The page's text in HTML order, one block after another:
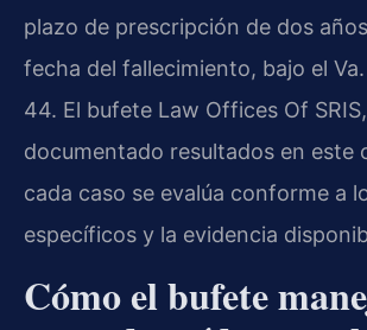
plazo de prescripción de dos
fecha del fallecimiento, bajo el
44. El bufete Law Offices Of
documentado resultados en este
cada caso se evalúa conforme a
específicos y la evidencia
Cómo el bufete